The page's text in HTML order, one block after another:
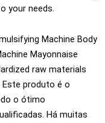
your needs.
Machine Body
Mayonnaise
raw materials
Este produto é o
o ótimo
Há muitas